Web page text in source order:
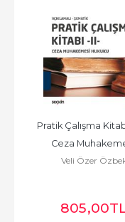
Pratik Çalışma
Ceza
Hukuku
Veli Özer
805,00